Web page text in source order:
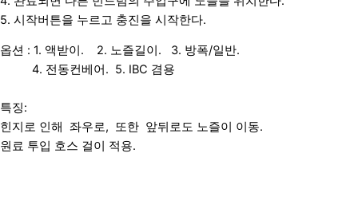
5. 시작버튼을 누르고 충진을 시작한다.
옵션 : 1. 액받이. 2. 노즐길이. 3. 방폭/일반.
4. 전동컨베어. 5. IBC 겸용
특징:
힌지로 인해 좌우로, 또한 앞뒤로도 노즐이 이동.
원료 투입 호스 걸이 적용.